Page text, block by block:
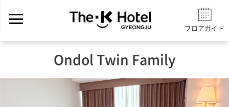
フロアガイド
Ondol Twin Family